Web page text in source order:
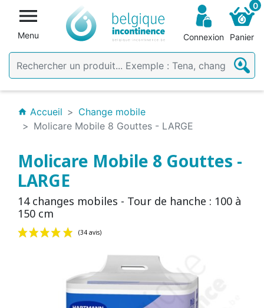

Menu Connexion
0
Panier
home Accueil
Change mobile
Molicare Mobile 8 Gouttes - LARGE
Molicare Mobile 8 Gouttes -
LARGE
14 changes mobiles - Tour de hanche : 100 à
150 cm
(34 avis)